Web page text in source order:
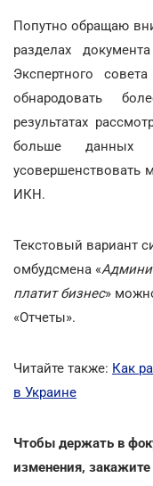
Попутно обращаю
разделах
Экспертного
обнародовать
результатах
больше данных
усовершенствовать
ИКН.
Текстовый вариант
омбудсмена «
платит бизнес»
«Отчеты».
Читайте также: Как
в Украине
Чтобы держать в
изменения, закажите